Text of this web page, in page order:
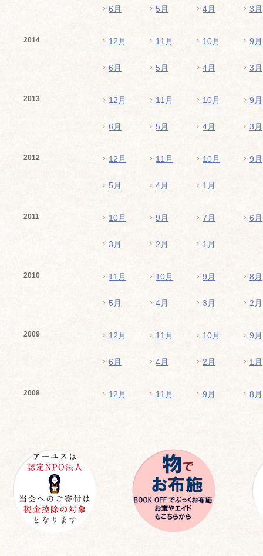
6月 5月 4月 3月
2014 12月 11月 10月 9月
6月 5月 4月 3月
2013 12月 11月 10月 9月
6月 5月 4月 3月
2012 12月 11月 10月 9月
5月 4月 1月
2011 10月 9月 7月 6月
3月 2月 1月
2010 11月 10月 9月 8月
5月 4月 3月 2月
2009 12月 11月 10月 9月
6月 4月 2月 1月
2008 12月 11月 9月 8月